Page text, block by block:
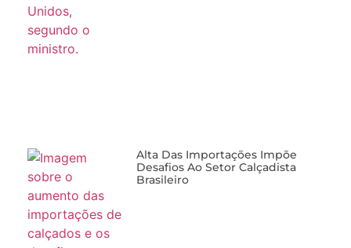
Desafios Ao Setor Calçadista
Brasileiro